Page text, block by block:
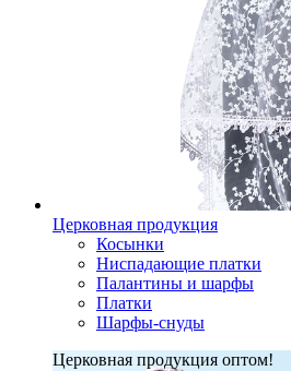
Церковная продукция
Косынки
Ниспадающие платки
Палантины и шарфы
Платки
Шарфы-снуды
Церковная продукция оптом!